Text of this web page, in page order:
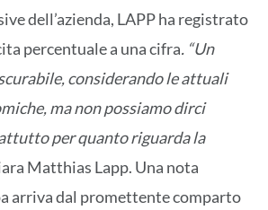
dell’azienda, LAPP ha registrato
percentuale a una cifra. “Un
considerando le attuali
ma non possiamo dirci
per quanto riguarda la
Matthias Lapp. Una nota
arriva dal promettente comparto